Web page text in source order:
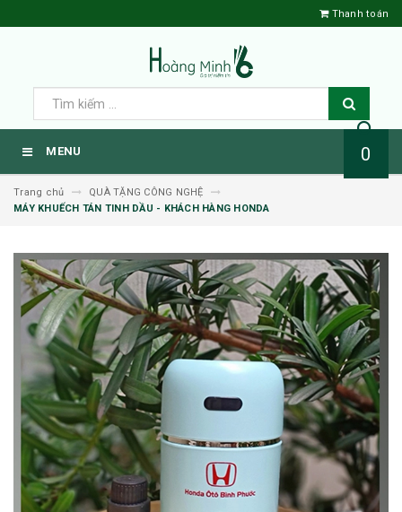
Thanh toán
MENU 0
Trang chủ
QUÀ TẶNG CÔNG NGHỆ
MÁY KHUẾCH TÁN TINH DẦU - KHÁCH HÀNG HONDA